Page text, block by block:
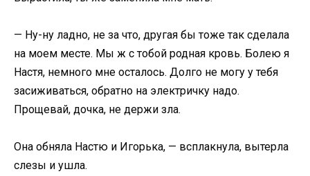
— Ну-ну ладно, не за что, другая бы тоже так сделала
на моем месте. Мы ж с тобой родная кровь. Болею я
Настя, немного мне осталось. Долго не могу у тебя
засиживаться, обратно на электричку надо.
Прощевай, дочка, не держи зла.
Она обняла Настю и Игорька, — всплакнула, вытерла
слезы и ушла.